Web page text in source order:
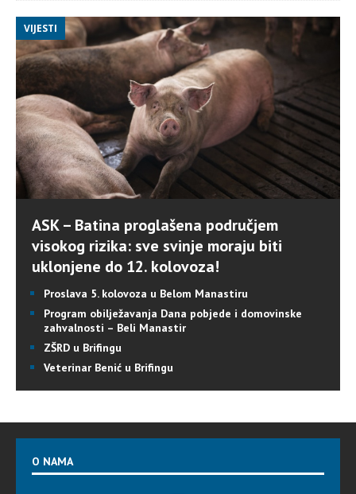
VIJESTI
ASK – Batina proglašena područjem
visokog rizika: sve svinje moraju biti
uklonjene do 12. kolovoza!
Proslava 5. kolovoza u Belom Manastiru
Program obilježavanja Dana pobjede i domovinske
zahvalnosti – Beli Manastir
ZŠRD u Brifingu
Veterinar Benić u Brifingu
O NAMA